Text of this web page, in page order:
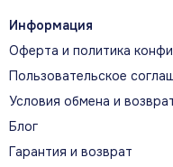
МОНИТОРИНГ
BATTERY
Body Battery
организма и
сон, активность и
Информация
Оферта и политика
Пользовательское
Условия обмена и
Блог
Гарантия и возврат